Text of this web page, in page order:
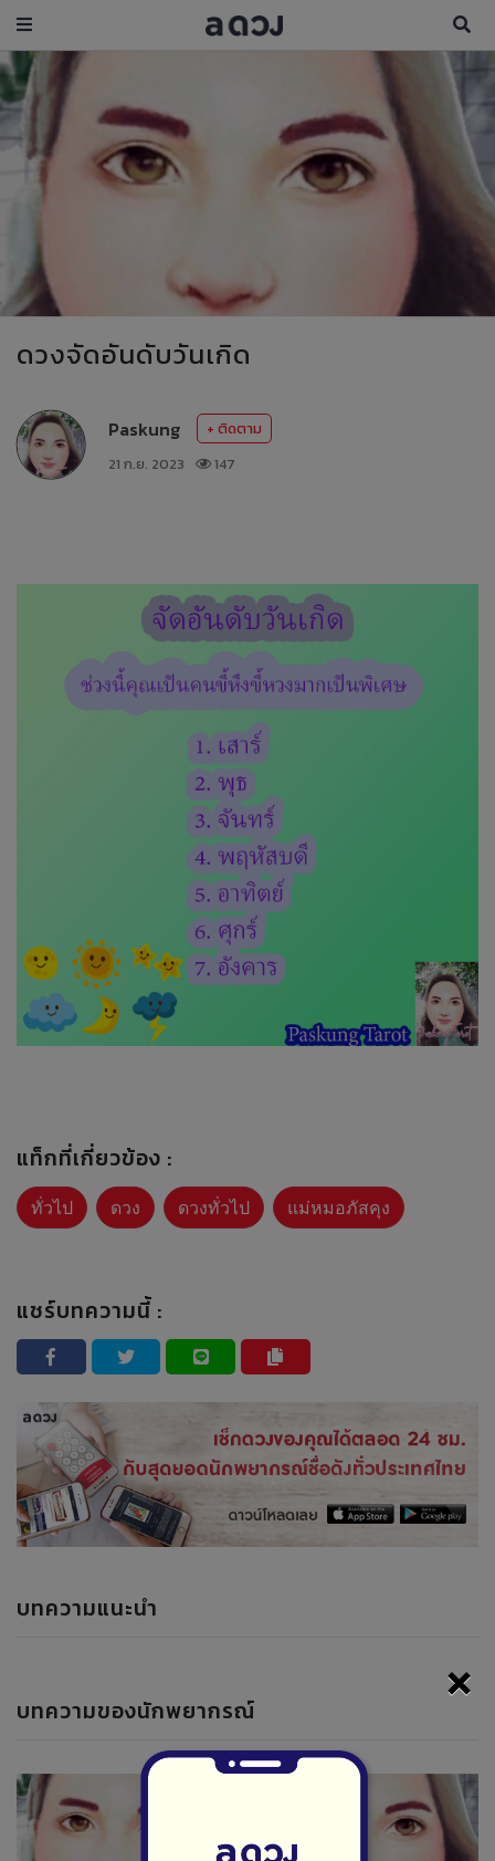
×
ดวงจัดอันดับวันเกิด
Paskung
+ ติดตาม
21 ก.ย. 2023
147
แท็กที่เกี่ยวข้อง :
ทั่วไป ดวง ดวงทั่วไป แม่หมอภัสคุง
แชร์บทความนี้ :
บทความแนะนำ
บทความของนักพยากรณ์